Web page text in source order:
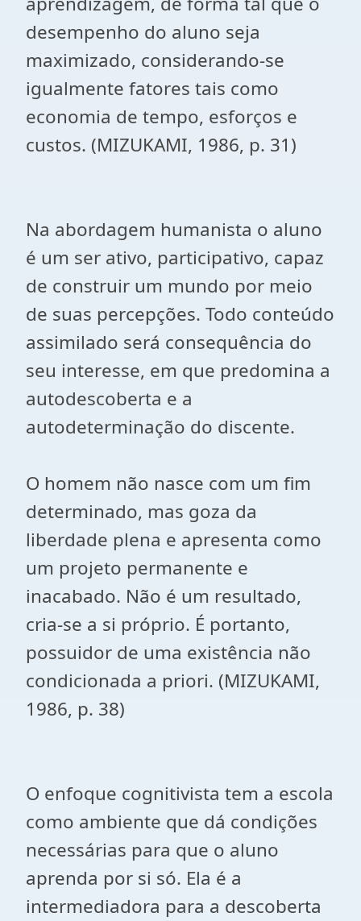
desempenho do aluno seja
maximizado, considerando-se
igualmente fatores tais como
economia de tempo, esforços e
custos. (MIZUKAMI, 1986, p. 31)
Na abordagem humanista o aluno
é um ser ativo, participativo, capaz
de construir um mundo por meio
de suas percepções. Todo conteúdo
assimilado será consequência do
seu interesse, em que predomina a
autodescoberta e a
autodeterminação do discente.
O homem não nasce com um fim
determinado, mas goza da
liberdade plena e apresenta como
um projeto permanente e
inacabado. Não é um resultado,
cria-se a si próprio. É portanto,
possuidor de uma existência não
condicionada a priori. (MIZUKAMI,
1986, p. 38)
O enfoque cognitivista tem a escola
como ambiente que dá condições
necessárias para que o aluno
aprenda por si só. Ela é a
intermediadora para a descoberta